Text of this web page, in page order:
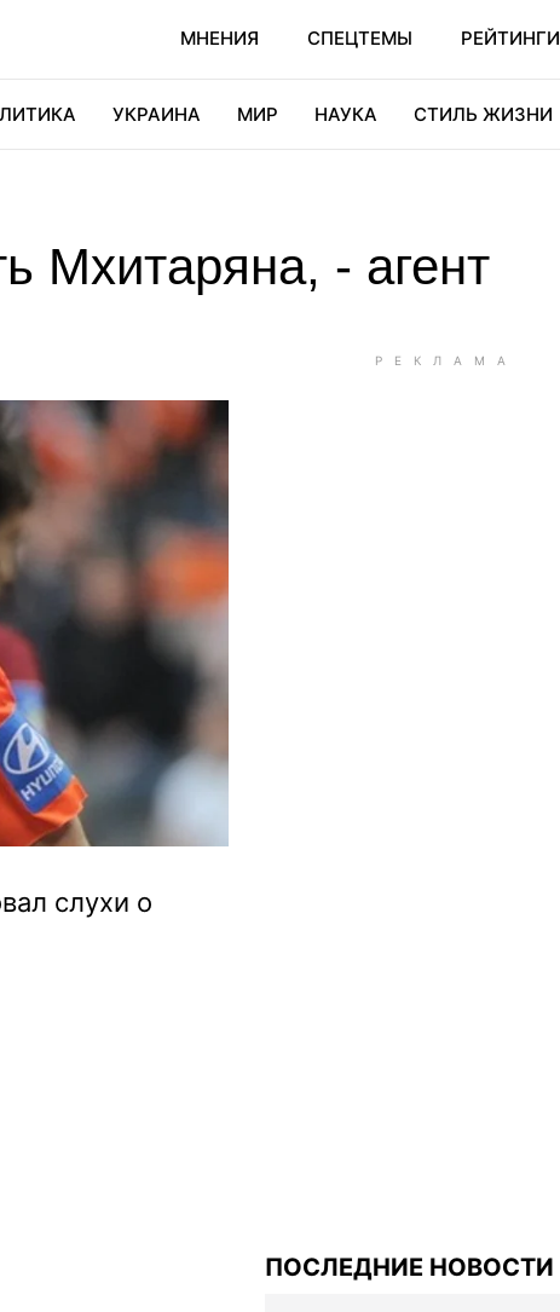
МНЕНИЯ СПЕЦТЕМЫ РЕЙТИНГИ
УКРАИНА МИР НАУКА СТИЛЬ ЖИЗНИ
Мхитаряна, - агент
слухи о
ПОСЛЕДНИЕ НОВОСТИ